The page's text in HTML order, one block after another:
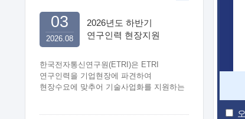
2026년도 하반기
연구인력 현장지원
한국전자통신연구원(ETRI)은 ETRI
연구인력을 기업현장에 파견하여
현장수요에 맞추어 기술사업화를 지원하는
2026.08
03